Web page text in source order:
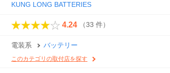
KUNG LONG BATTERIES
4.24 （33 件）
電装系 バッテリー
このカテゴリの取付店を探す